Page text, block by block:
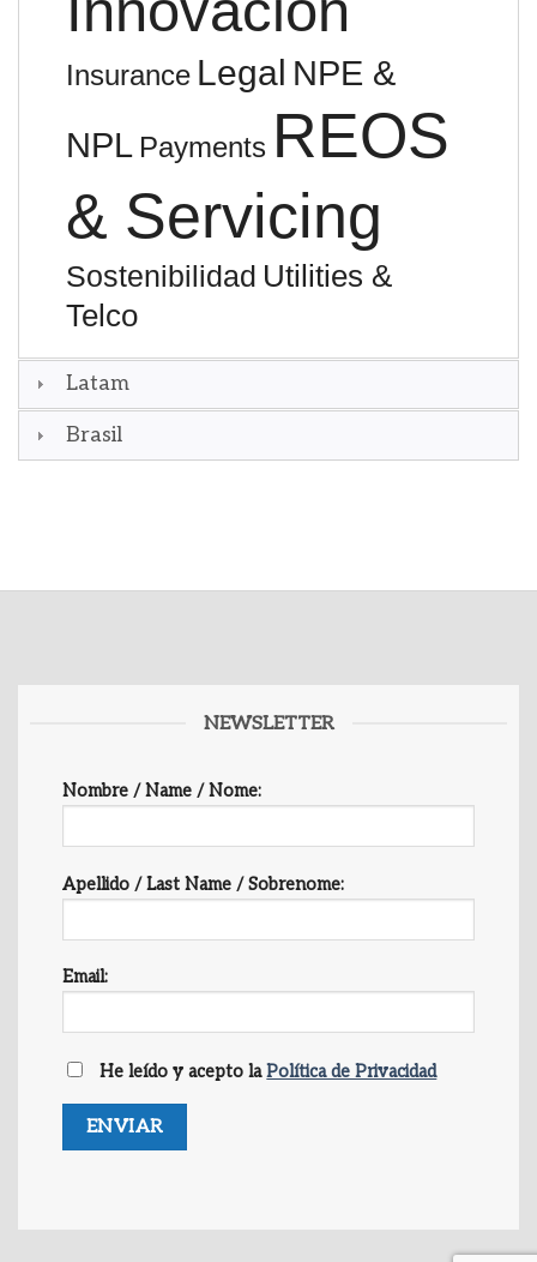
Insurance Legal NPE &
NPL Payments REOS
& Servicing
Sostenibilidad Utilities &
Telco
Latam
Brasil
NEWSLETTER
Nombre / Name / Nome:
Apellido / Last Name / Sobrenome:
Email:
He leído y acepto laPolítica de Privacidad